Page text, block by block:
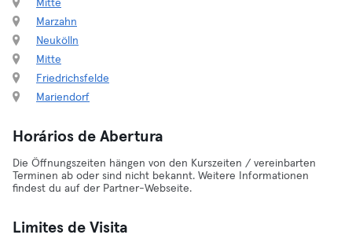
Mitte
Marzahn
Neukölln
Mitte
Friedrichsfelde
Mariendorf
Horários de Abertura
Die Öffnungszeiten hängen von den Kurszeiten / vereinbarten
Terminen ab oder sind nicht bekannt. Weitere Informationen
findest du auf der Partner-Webseite.
Limites de Visita